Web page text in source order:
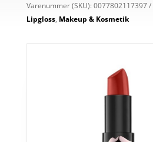
Varenummer (SKU):0077802117397
Lipgloss, Makeup & Kosmetik